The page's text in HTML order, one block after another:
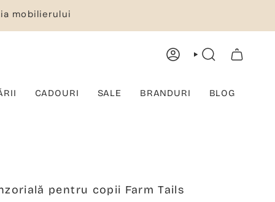
mobilierului
CONT CĂUTARE
CADOURI SALE BRANDURI BLOG
pentru copii Farm Tails